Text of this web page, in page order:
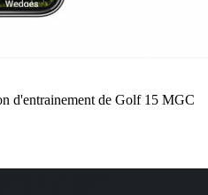
d'entrainement de Golf 15 MGC